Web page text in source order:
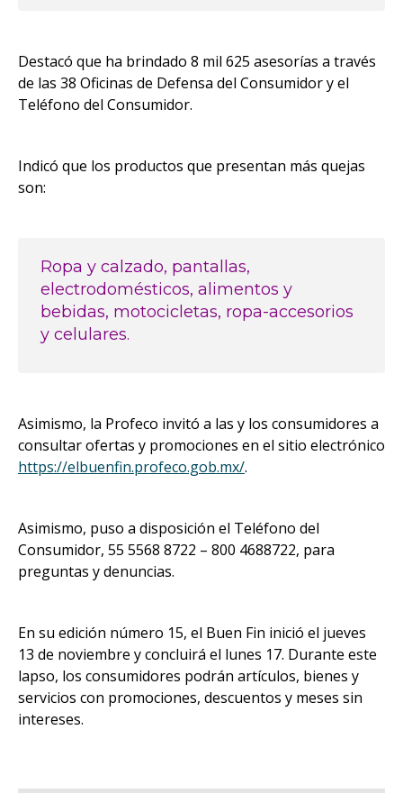
Destacó que ha brindado 8 mil 625 asesorías a través
de las 38 Oficinas de Defensa del Consumidor y el
Teléfono del Consumidor.
Indicó que los productos que presentan más quejas
son:
Ropa y calzado, pantallas,
electrodomésticos, alimentos y
bebidas, motocicletas, ropa-accesorios
y celulares.
Asimismo, la Profeco invitó a las y los consumidores a
consultar ofertas y promociones en el sitio electrónico
https://elbuenfin.profeco.gob.mx/.
Asimismo, puso a disposición el Teléfono del
Consumidor, 55 5568 8722 – 800 4688722, para
preguntas y denuncias.
En su edición número 15, el Buen Fin inició el jueves
13 de noviembre y concluirá el lunes 17. Durante este
lapso, los consumidores podrán artículos, bienes y
servicios con promociones, descuentos y meses sin
intereses.